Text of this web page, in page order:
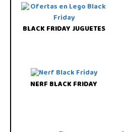
BLACK FRIDAY JUGUETES
NERF BLACK FRIDAY